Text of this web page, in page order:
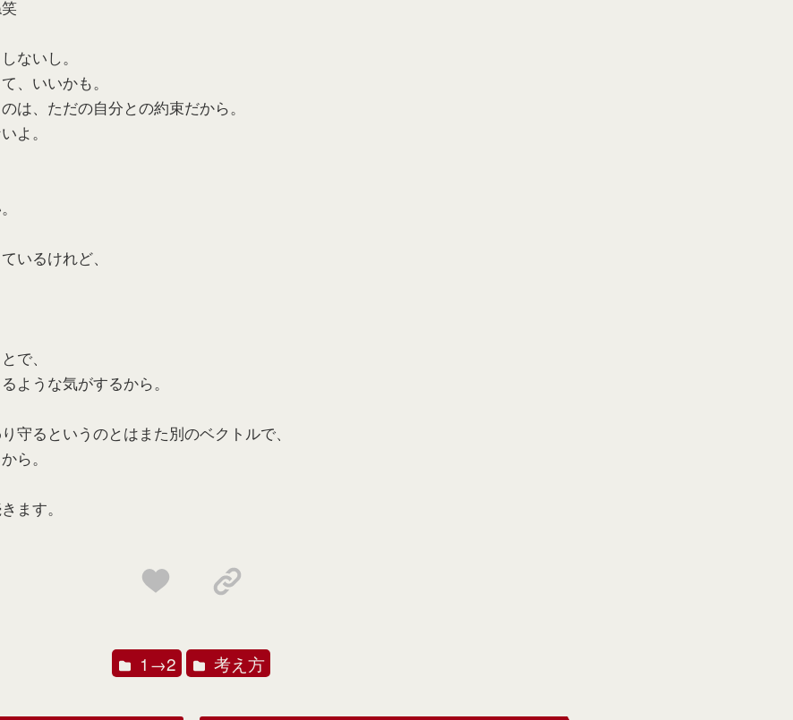
ないし。
、いいかも。
は、ただの自分との約束だから。
よ。
いるけれど、
で、
ような気がするから。
守るというのとはまた別のベクトルで、
ら。
ます。
1→2 考え方